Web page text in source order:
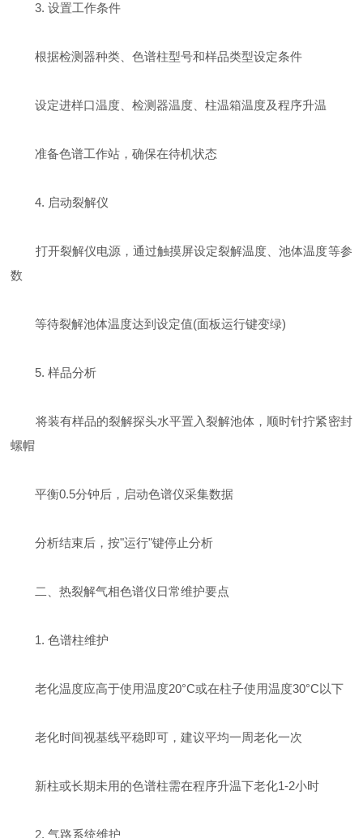
3. 设置工作条件
根据检测器种类、色谱柱型号和样品类型设定条件
设定进样口温度、检测器温度、柱温箱温度及程序升温
准备色谱工作站，确保在待机状态
4. 启动裂解仪
打开裂解仪电源，通过触摸屏设定裂解温度、池体温度等参
数
等待裂解池体温度达到设定值(面板运行键变绿)
5. 样品分析
将装有样品的裂解探头水平置入裂解池体，顺时针拧紧密封
螺帽
平衡0.5分钟后，启动色谱仪采集数据
分析结束后，按"运行"键停止分析
二、热裂解气相色谱仪日常维护要点
1. 色谱柱维护
老化温度应高于使用温度20°C或在柱子使用温度30°C以下
老化时间视基线平稳即可，建议平均一周老化一次
新柱或长期未用的色谱柱需在程序升温下老化1-2小时
2. 气路系统维护